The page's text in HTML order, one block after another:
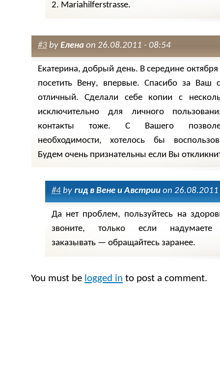
2. Mariahilferstrasse.
#3by Еленаon 26.08.2011 - 08:54
Екатерина, добрый день. В середине
посетить Вену, впервые. Спасибо за Ваш
отличный. Сделали себе копии с
исключительно для личного
контакты тоже. С Вашего
необходимости, хотелось бы
Будем очень признательны если Вы
#4by гид в Вене и Австрииon 26.08.2011
Да нет проблем, пользуйтесь на
звоните, только если надумаете
заказывать — обращайтесь заранее.
You must be logged in to post a comment.